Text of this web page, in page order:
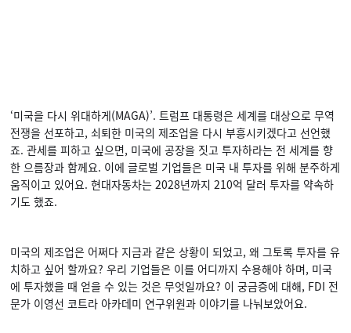
‘미국을 다시 위대하게(MAGA)’. 트럼프 대통령은 세계를 대상으로 무역
전쟁을 선포하고, 쇠퇴한 미국의 제조업을 다시 부흥시키겠다고 선언했
죠. 관세를 피하고 싶으면, 미국에 공장을 짓고 투자하라는 전 세계를 향
한 으름장과 함께요. 이에 글로벌 기업들은 미국 내 투자를 위해 분주하게
움직이고 있어요. 현대자동차는 2028년까지 210억 달러 투자를 약속하
기도 했죠.
미국의 제조업은 어쩌다 지금과 같은 상황이 되었고, 왜 그토록 투자를 유
치하고 싶어 할까요? 우리 기업들은 이를 어디까지 수용해야 하며, 미국
에 투자했을 때 얻을 수 있는 것은 무엇일까요? 이 궁금증에 대해, FDI 전
문가 이영선 코트라 아카데미 연구위원과 이야기를 나눠보았어요.